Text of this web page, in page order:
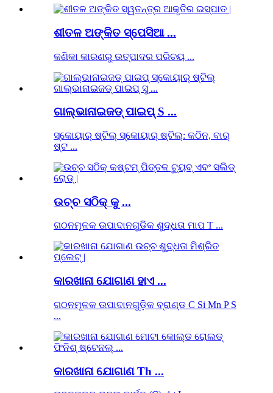
ଶୀତଳ ଅଙ୍କିତ ସ୍ପେସିଆ ...
କଣିକା କାରଣରୁ ଉତ୍ପାଦର ପରିଚୟ ...
ଗାଲ୍ଭାନାଇଜଡ୍ ପାଇପ୍ S ...
ସ୍କୋୟାର୍ ଷ୍ଟିଲ୍ ସ୍କୋୟାର୍ ଷ୍ଟିଲ୍: କଠିନ, ବାର୍
ଷ୍ଟ ...
ଉଚ୍ଚ ସଠିକ୍ କୁ ...
ଗଠନମୂଳକ ଉପାଦାନଗୁଡିକ ଶୁଦ୍ଧତା ମାପ T ...
କାରଖାନା ଯୋଗାଣ ହାଏ ...
ଗଠନମୂଳକ ଉପାଦାନଗୁଡ଼ିକ ବ୍ରାଣ୍ଡ C Si Mn P S
...
କାରଖାନା ଯୋଗାଣ Th ...